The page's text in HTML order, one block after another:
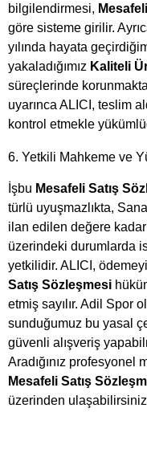
bilgilendirmesi,
göre sisteme girilir.
yılında hayata
yakaladığımız Kaliteli
süreçlerinde
uyarınca ALICI, teslim
kontrol etmekle
6. Yetkili Mahkeme ve
İşbu Mesafeli Satış
türlü uyuşmazlıkta,
ilan edilen değere
üzerindeki durumlarda
yetkilidir. ALICI,
Satış Sözleşmesi
etmiş sayılır. Adil Spor
sunduğumuz bu yasal
güvenli alışveriş
Aradığınız profesyonel
Mesafeli Satış
üzerinden